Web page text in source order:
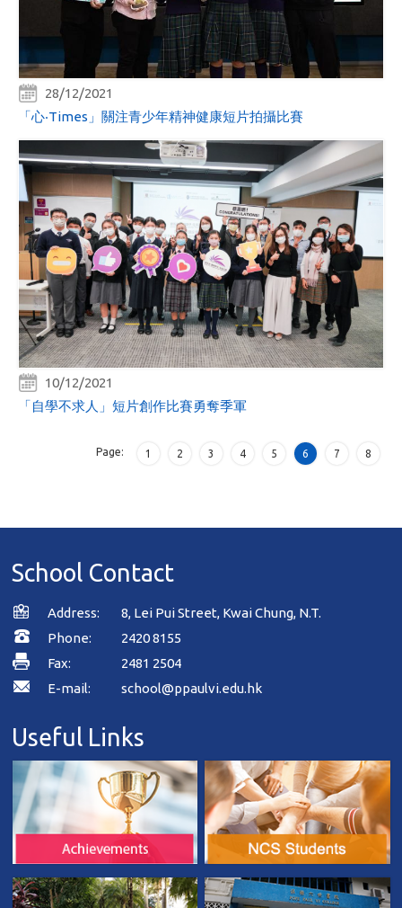
28/12/2021
「心‧Times」關注青少年精神健康短片拍攝比賽
10/12/2021
「自學不求人」短片創作比賽勇奪季軍
Page: 1 2 3 4 5 6 7 8
School Contact
Address:8, Lei Pui Street, Kwai Chung, N.T.
Phone:
2420 8155
Fax:
2481 2504
E-mail:
school@ppaulvi.edu.hk
Useful Links